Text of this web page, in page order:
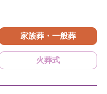
家族葬・一般葬
火葬式